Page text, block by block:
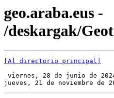
geo.araba.eus -
/deskargak/
[Al directorio principal]
viernes, 28 de junio de
jueves, 21 de noviembre